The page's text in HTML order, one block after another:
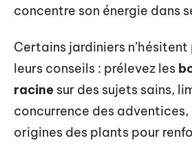
concentre son énergie dans
Certains jardiniers
leurs conseils : prélevez les
racine sur des sujets sains,
concurrence des
origines des plants pour